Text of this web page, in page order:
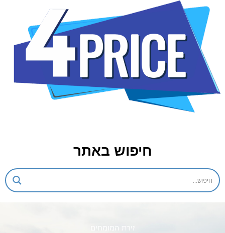
חיפוש באתר
זירת המומחים